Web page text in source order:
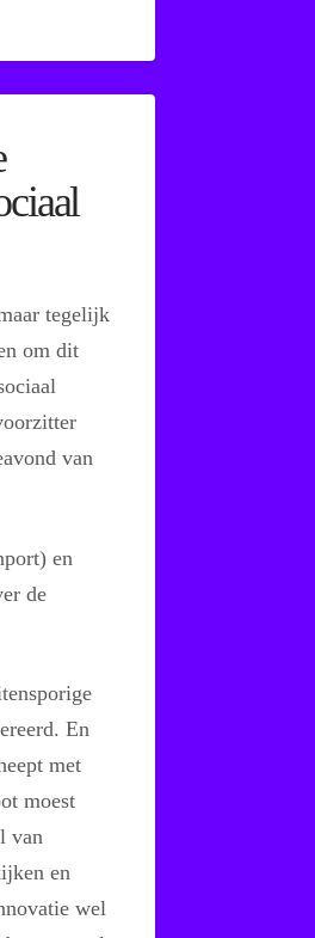
tegelijk
om dit
van
en
de
En
met
moest
van
en
wel